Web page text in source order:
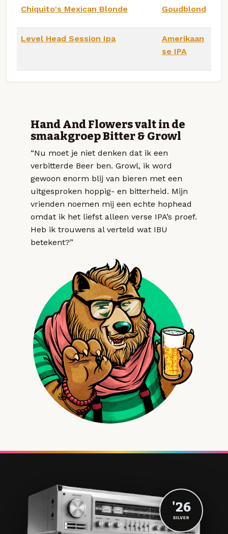
Chiquito's Mexican Blonde Goudblond
Level Head Session Ipa
Amerikaan
se IPA
Hand And Flowers valt in de
smaakgroep Bitter & Growl
“Nu moet je niet denken dat ik een
verbitterde Beer ben. Growl, ik word
gewoon enorm blij van bieren met een
uitgesproken hoppig- en bitterheid. Mijn
vrienden noemen mij een echte hophead
omdat ik het liefst alleen verse IPA’s proef.
Heb ik trouwens al verteld wat IBU
betekent?”
'26
SILVER